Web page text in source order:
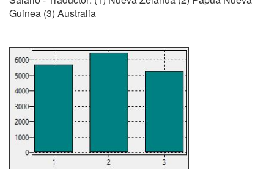
Guinea (3) Australia